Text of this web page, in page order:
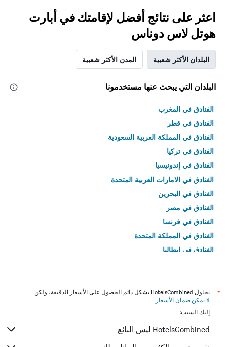
اعثر على نتائج أفضل لإقامتك في أبارت
هوتل لاس دوناس
البلدان الأكثر شعبية المدن الأكثر شعبية
البلدان التي يبحث عنها مستخدمونا
الفنادق في المغرب
الفنادق في قطر
الفنادق في المملكة العربية السعودية
الفنادق في تركيا
الفنادق في إندونيسيا
الفنادق في الامارات العربية المتحدة
الفنادق في البحرين
الفنادق في مصر
الفنادق في فرنسا
الفنادق في المملكة المتحدة
الفنادق في إيطاليا
*
يحاول HotelsCombined بشكل دائم الحصول على الأسعار الدقيقة، ولكن
لا يمكن ضمان الأسعار .
إليك السبب:
HotelsCombined ليس البائع